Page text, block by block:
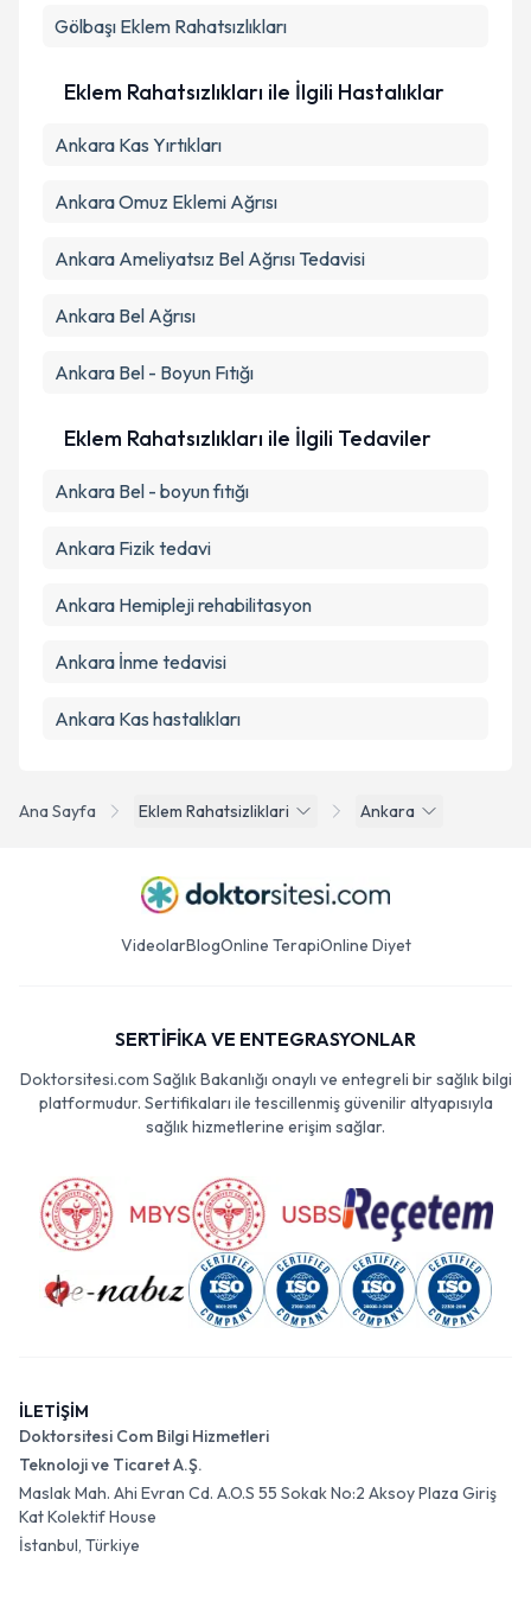
Ana Sayfa Eklem Rahatsizliklari Ankara
Gölbaşı Eklem Rahatsızlıkları
Eklem Rahatsızlıkları ile İlgili Hastalıklar
Ankara Kas Yırtıkları
Ankara Omuz Eklemi Ağrısı
Ankara Ameliyatsız Bel Ağrısı Tedavisi
Ankara Bel Ağrısı
Ankara Bel - Boyun Fıtığı
Eklem Rahatsızlıkları ile İlgili Tedaviler
Ankara Bel - boyun fıtığı
Ankara Fizik tedavi
Ankara Hemipleji rehabilitasyon
Ankara İnme tedavisi
Ankara Kas hastalıkları
VideolarBlogOnline TerapiOnline Diyet
SERTİFİKA VE ENTEGRASYONLAR
Doktorsitesi.com Sağlık Bakanlığı onaylı ve entegreli bir sağlık bilgi
platformudur. Sertifikaları ile tescillenmiş güvenilir altyapısıyla
sağlık hizmetlerine erişim sağlar.
İLETİŞİM
Doktorsitesi Com Bilgi Hizmetleri
Teknoloji ve Ticaret A.Ş.
Maslak Mah. Ahi Evran Cd. A.O.S 55 Sokak No:2 Aksoy Plaza Giriş
Kat Kolektif House
İstanbul, Türkiye